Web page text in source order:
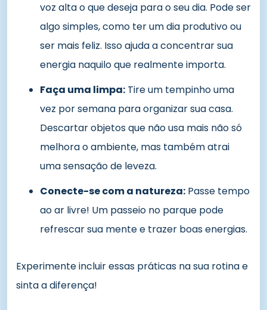
voz alta o que deseja para o seu dia. Pode ser
algo simples, como ter um dia produtivo ou
ser mais feliz. Isso ajuda a concentrar sua
energia naquilo que realmente importa.
Faça uma limpa: Tire um tempinho uma
vez por semana para organizar sua casa.
Descartar objetos que não usa mais não só
melhora o ambiente, mas também atrai
uma sensação de leveza.
Conecte-se com a natureza: Passe tempo
ao ar livre! Um passeio no parque pode
refrescar sua mente e trazer boas energias.
Experimente incluir essas práticas na sua rotina e
sinta a diferença!